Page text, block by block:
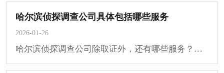
哈尔滨侦探调查公司具体包括哪些服务
2026-01-26
哈尔滨侦探调查公司除取证外，还有哪些服务？随着社会需求的不断变化，侦探调查行业已···